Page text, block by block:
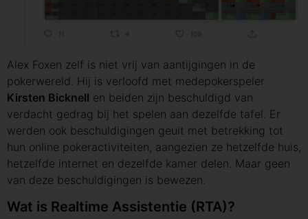
Alex Foxen zelf is niet vrij van aantijgingen in de
pokerwereld. Hij is verloofd met medepokerspeler
Kirsten Bicknell en beiden zijn beschuldigd van
verdacht gedrag bij het spelen aan dezelfde tafel. Er
werden ook beschuldigingen geuit met betrekking tot
hun online pokeractiviteiten, aangezien ze hetzelfde huis,
hetzelfde internet en dezelfde kamer delen. Maar geen
van deze beschuldigingen is bewezen.
Wat is Realtime Assistentie (RTA)?